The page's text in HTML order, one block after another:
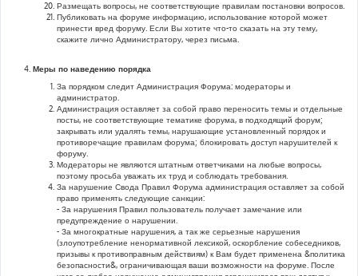
Размещать вопросы, не соответствующие правилам постановки вопросов.
Публиковать на форуме информацию, использование которой может
принести вред форуму. Если Вы хотите что-то сказать на эту тему,
скажите лично Администратору, через письма.
Меры по наведению порядка
За порядком следит Администрация Форума: модераторы и
администратор.
Администрация оставляет за собой право переносить темы и отдельные
посты, не соответствующие тематике форума, в подходящий форум;
закрывать или удалять темы, нарушающие установленный порядок и
противоречащие правилам форума; блокировать доступ нарушителей к
форуму.
Модераторы не являются штатным ответчиками на любые вопросы,
поэтому просьба уважать их труд и соблюдать требования.
За нарушение Свода Правил Форума администрация оставляет за собой
право применять следующие санкции:
- За нарушения Правил пользователь получает замечание или
предупреждение о нарушении.
- За многократные нарушения, а так же серьезные нарушения
(злоупотребление ненормативной лексикой, оскорбление собеседников,
призывы к противоправным действиям) к Вам будет применена &политика
безопасности&, ограничивающая ваши возможности на форуме. После